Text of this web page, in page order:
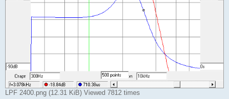
LPF 2400.png (12.31 KiB) Viewed 7812 times